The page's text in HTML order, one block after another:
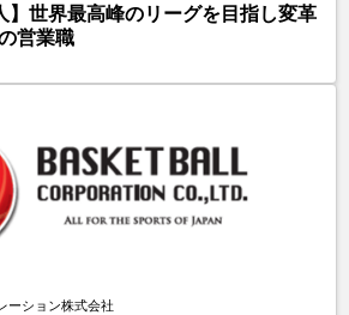
】世界最高峰のリーグを目指し変革
営業職
ーション株式会社